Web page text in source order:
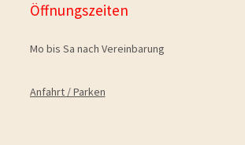
Öffnungszeiten
Mo bis Sa nach Vereinbarung
Anfahrt / Parken